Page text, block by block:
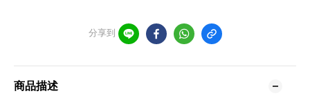
分享到
商品描述